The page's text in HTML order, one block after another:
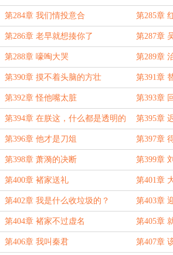
第284章 我们情投意合 第285章
第286章 老早就想揍你了 第287章
第288章 嚎啕大哭 第289章
第390章 摸不着头脑的方壮 第391章
第392章 怪他嘴太脏 第393章
第394章 在朕这，什么都是透明的 第395章
第396章 他才是刀俎 第397章
第398章 萧漪的决断 第399章
第400章 褚家送礼 第401章
第402章 我是什么收垃圾的？ 第403章
第404章 褚家不过虚名 第405章
第406章 我叫秦君 第407章